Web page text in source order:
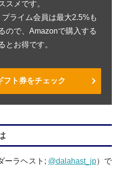
スメです。
ライム会員は最大2.5%も
ので、Amazonで購入する
とお得です。
ト券をチェック
ーラヘスト; @dalahast_jp）で